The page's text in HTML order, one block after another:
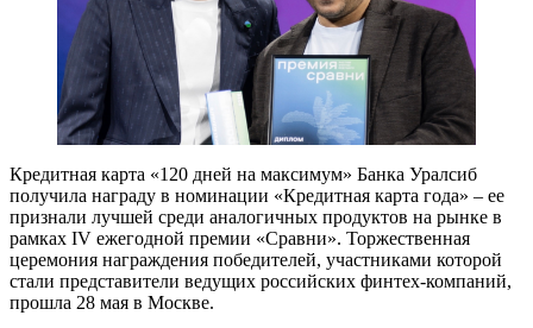
Кредитная карта «120 дней на максимум» Банка Уралсиб
получила награду в номинации «Кредитная карта года» – ее
признали лучшей среди аналогичных продуктов на рынке в
рамках IV ежегодной премии «Сравни». Торжественная
церемония награждения победителей, участниками которой
стали представители ведущих российских финтех-компаний,
прошла 28 мая в Москве.